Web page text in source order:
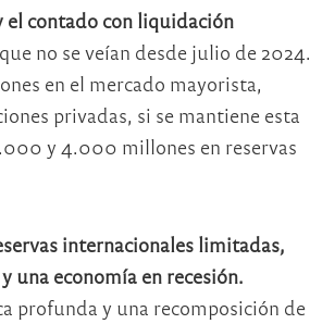
el contado con liquidación
no se veían desde julio de 2024.
en el mercado mayorista,
privadas, si se mantiene esta
y 4.000 millones en reservas
internacionales limitadas,
economía en recesión.
profunda y una recomposición de